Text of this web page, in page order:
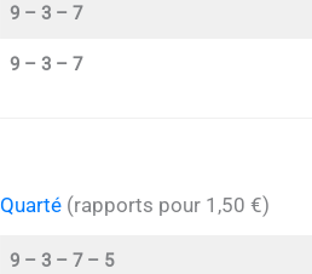
9 – 3 – 7
9 – 3 – 7
Quarté (rapports pour 1,50 €)
9 – 3 – 7 – 5